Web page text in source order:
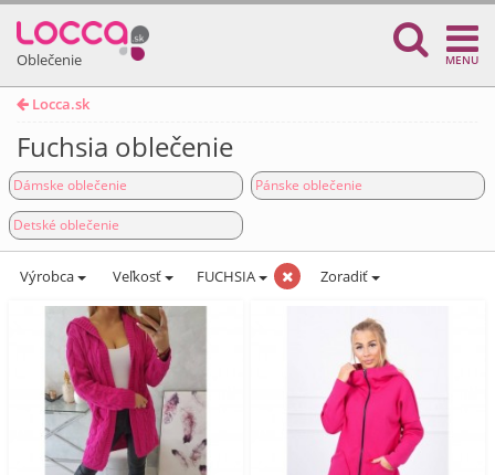
Oblečenie MENU
Locca.sk
Fuchsia oblečenie
Dámske oblečenie Pánske oblečenie
Detské oblečenie
Výrobca Veľkosť FUCHSIA Zoradiť